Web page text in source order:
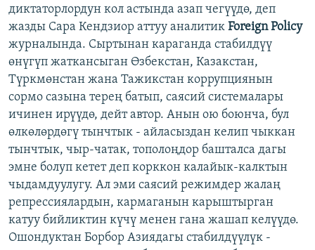
диктаторлордун кол астында азап чегүүдө, деп
жазды Сара Кендзиор аттуу аналитик Foreign Policy
журналында. Сыртынан караганда стабилдүү
өнүгүп жаткансыган Өзбекстан, Казакстан,
Түркмөнстан жана Тажикстан коррупциянын
сормо сазына терең батып, саясий системалары
ичинен ирүүдө, дейт автор. Анын ою боюнча, бул
өлкөлөрдөгү тынчтык - айласыздан келип чыккан
тынчтык, чыр-чатак, тополоңдор башталса дагы
эмне болуп кетет деп корккон калайык-калктын
чыдамдуулугу. Ал эми саясий режимдер жалаң
репрессиялардын, кармаганын карыштырган
катуу бийликтин күчү менен гана жашап келүүдө.
Ошондуктан Борбор Азиядагы стабилдүүлүк -